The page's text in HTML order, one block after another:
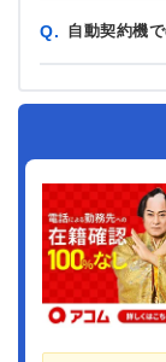
Q. 自動契約機